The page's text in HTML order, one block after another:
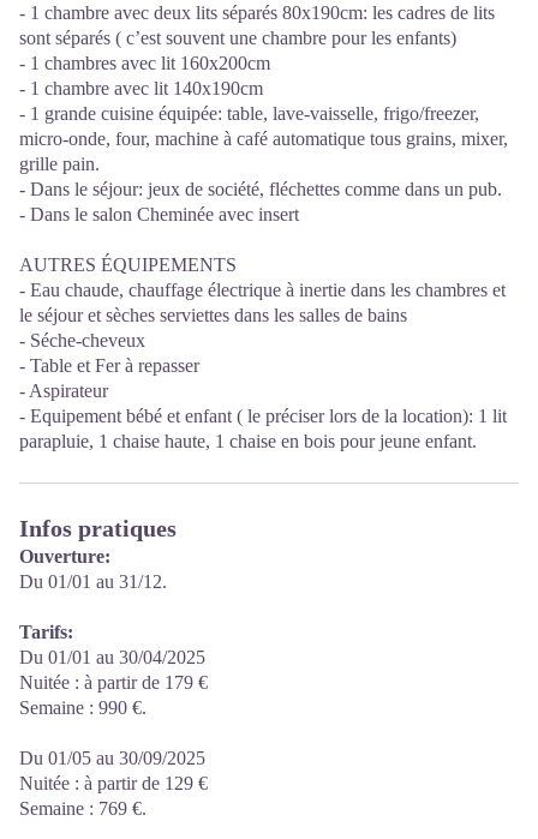
- 1 chambre avec deux lits séparés 80x190cm: les cadres de lits
sont séparés ( c’est souvent une chambre pour les enfants)
- 1 chambres avec lit 160x200cm
- 1 chambre avec lit 140x190cm
- 1 grande cuisine équipée: table, lave-vaisselle, frigo/freezer,
micro-onde, four, machine à café automatique tous grains, mixer,
grille pain.
- Dans le séjour: jeux de société, fléchettes comme dans un pub.
- Dans le salon Cheminée avec insert
AUTRES ÉQUIPEMENTS
- Eau chaude, chauffage électrique à inertie dans les chambres et
le séjour et sèches serviettes dans les salles de bains
- Séche-cheveux
- Table et Fer à repasser
- Aspirateur
- Equipement bébé et enfant ( le préciser lors de la location): 1 lit
parapluie, 1 chaise haute, 1 chaise en bois pour jeune enfant.
Infos pratiques
Ouverture:
Du 01/01 au 31/12.
Tarifs:
Du 01/01 au 30/04/2025
Nuitée : à partir de 179 €
Semaine : 990 €.
Du 01/05 au 30/09/2025
Nuitée : à partir de 129 €
Semaine : 769 €.